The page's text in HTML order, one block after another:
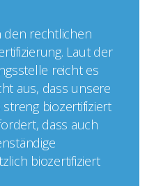
den rechtlichen
Laut der
reicht es
aus, dass unsere
biozertifiziert
dass auch
biozertifiziert